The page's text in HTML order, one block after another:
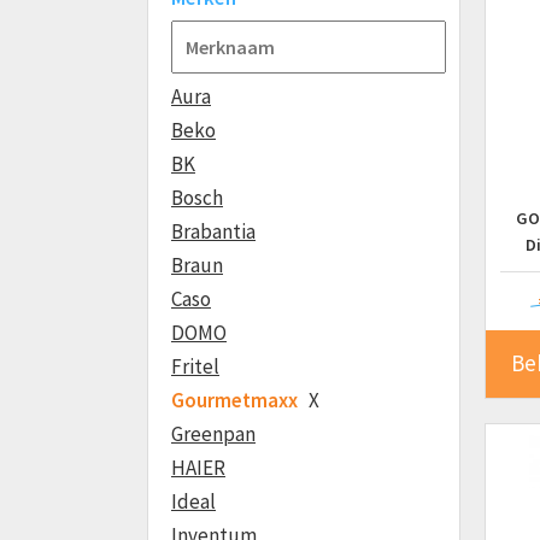
Aura
Beko
BK
Bosch
Brabantia
Braun
Caso
DOMO
Fritel
Gourmetmaxx X
Greenpan
HAIER
Ideal